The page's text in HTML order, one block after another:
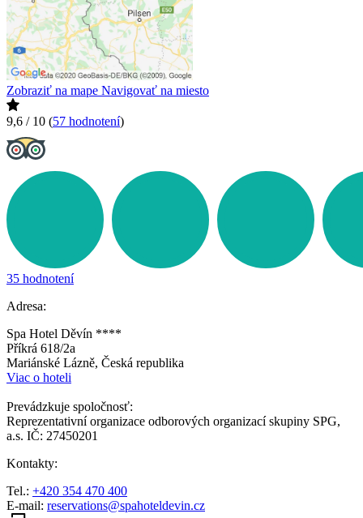
Zobraziť na mape Navigovať na miesto
9,6 / 10 (57 hodnotení)
35 hodnotení
Adresa:
Spa Hotel Děvín ****
Příkrá 618/2a
Mariánské Lázně, Česká republika
Viac o hoteli
Prevádzkuje spoločnosť:
Reprezentativní organizace odborových organizací skupiny SPG,
a.s. IČ: 27450201
Kontakty:
Tel.: +420 354 470 400
E-mail: reservations@spahoteldevin.cz